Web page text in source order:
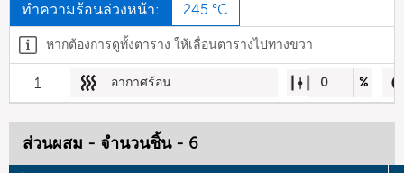
ทำความร้อนล่วงหน้า: 245 °C
หากต้องการดูทั้งตาราง ให้เลื่อนตารางไปทางขวา
1 อากาศร้อน 0 %
ส่วนผสม - จำนวนชิ้น - 6